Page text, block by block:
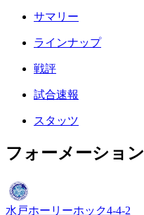
サマリー
ラインナップ
戦評
試合速報
スタッツ
フォーメーション
水戸ホーリーホック4-4-2